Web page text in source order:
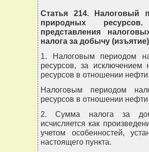
Статья 214. Налоговый
природных
представления
налога за добычу
1. Налоговым периодом
ресурсов, за исключением
ресурсов в отношении
Налоговым периодом
ресурсов в отношении
2. Сумма налога за
исчисляется как
учетом особенностей,
настоящего пункта.